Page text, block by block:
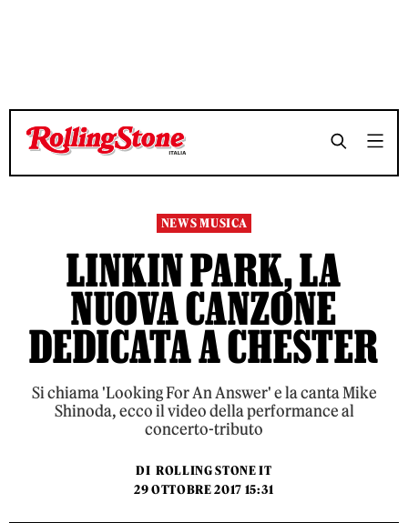
TEMPO DI LETTURA 3 MINUTI SHARE
TEMPO DI LETTURA 3 MINUTI SHARE
NEWS MUSICA
LINKIN PARK, LA
NUOVA CANZONE
DEDICATA A CHESTER
Si chiama 'Looking For An Answer' e la canta Mike
Shinoda, ecco il video della performance al
concerto-tributo
DI ROLLING STONE IT
29 OTTOBRE 2017 15:31